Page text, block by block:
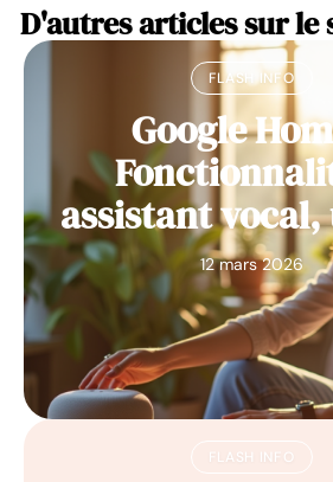
D'autres articles sur le
FLASH INFO
Google
assistant vocal,
12 mars 2026
FLASH INFO